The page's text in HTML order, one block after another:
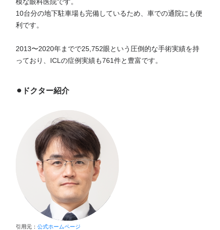
模な眼科医院です。
10台分の地下駐車場も完備しているため、車での通院にも便
利です。
2013〜2020年までで25,752眼という圧倒的な手術実績を持
っており、ICLの症例実績も761件と豊富です。
⚫︎ドクター紹介
引用元： 公式ホームページ